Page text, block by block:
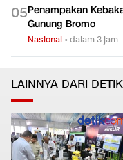
05Penampakan
Gunung Bromo
Nasional •dalam 3 jam
LAINNYA DARI